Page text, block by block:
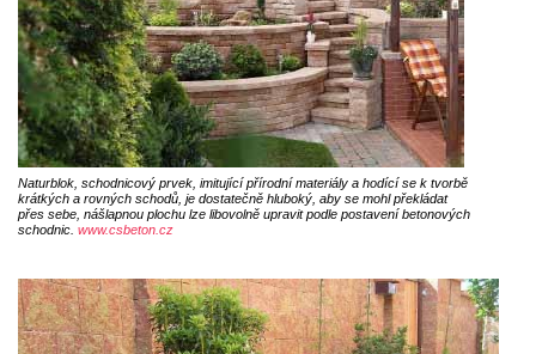
Naturblok, schodnicový prvek, imitující přírodní materiály a hodící se k tvorbě
krátkých a rovných schodů, je dostatečně hluboký, aby se mohl překládat
přes sebe, nášlapnou plochu lze libovolně upravit podle postavení betonových
schodnic. www.csbeton.cz